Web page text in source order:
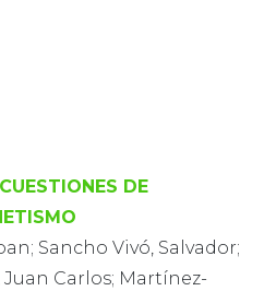
DE
Sancho Vivó, Salvador;
Juan Carlos; Martínez-